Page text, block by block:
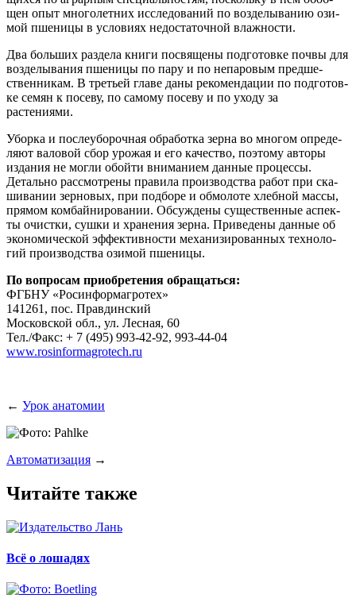
щен опыт мно­го­лет­них иссле­до­ва­ний по воз­де­лы­ва­нию ози­
мой пше­ни­цы в усло­ви­ях недо­ста­точ­ной влажности.
Два боль­ших раз­де­ла кни­ги посвя­ще­ны под­го­тов­ке поч­вы для
воз­де­лы­ва­ния пше­ни­цы по пару и по непа­ро­вым пред­ше­
ствен­ни­кам. В тре­тьей гла­ве даны реко­мен­да­ции по под­го­тов­
ке семян к посе­ву, по само­му посе­ву и по ухо­ду за
растениями.
Убор­ка и после­убо­роч­ная обра­бот­ка зер­на во мно­гом опре­де­
ля­ют вало­вой сбор уро­жая и его каче­ство, поэто­му авто­ры
изда­ния не мог­ли обой­ти вни­ма­ни­ем дан­ные про­цес­сы.
Деталь­но рас­смот­ре­ны пра­ви­ла про­из­вод­ства работ при ска­
ши­ва­нии зер­но­вых, при под­бо­ре и обмо­ло­те хлеб­ной мас­сы,
пря­мом ком­бай­ни­ро­ва­нии. Обсуж­де­ны суще­ствен­ные аспек­
ты очист­ки, суш­ки и хра­не­ния зер­на. При­ве­де­ны дан­ные об
эко­но­ми­че­ской эффек­тив­но­сти меха­ни­зи­ро­ван­ных тех­но­ло­
гий про­из­вод­ства ози­мой пшеницы.
По вопро­сам при­об­ре­те­ния обращаться:
ФГБНУ «Росин­фор­ма­г­ро­тех»
141261, пос. Правдинский
Мос­ков­ской обл., ул. Лес­ная, 60
Тел./Факс: + 7 (495) 993-42-92, 993-44-04
www.rosinformagrotech.ru
← Урок анатомии
Автоматизация →
Читайте также
Всё о лошадях